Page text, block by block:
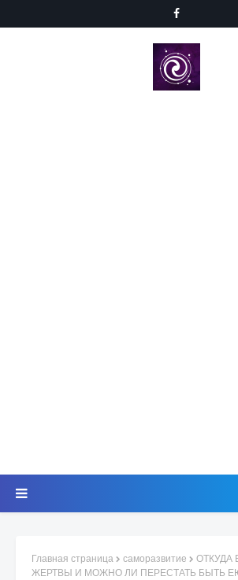
Главная страница саморазвитие
ОТКУДА
ЖЕРТВЫ И МОЖНО ЛИ ПЕРЕСТАТЬ БЫТЬ